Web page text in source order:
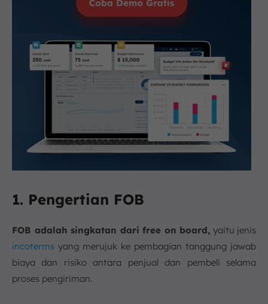
1. Pengertian FOB
FOB adalah singkatan dari free on board, yaitu jenis
incoterms yang merujuk ke pembagian tanggung jawab
biaya dan risiko antara penjual dan pembeli selama
proses pengiriman.